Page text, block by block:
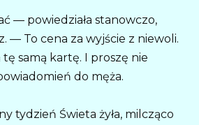
— powiedziała stanowczo,
— To cena za wyjście z niewoli.
samą kartę. I proszę nie
do męża.
tydzień Świeta żyła, milcząco